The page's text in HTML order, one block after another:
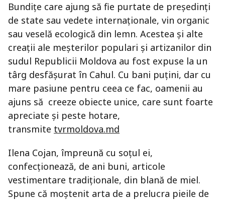
Bundiţe care ajung să fie purtate de preşedinţi
de state sau vedete internaţionale, vin organic
sau veselă ecologică din lemn. Acestea şi alte
creaţii ale meşterilor populari şi artizanilor din
sudul Republicii Moldova au fost expuse la un
târg desfăşurat în Cahul. Cu bani puţini, dar cu
mare pasiune pentru ceea ce fac, oamenii au
ajuns să creeze obiecte unice, care sunt foarte
apreciate şi peste hotare,
transmite tvrmoldova.md
Ilena Cojan, împreună cu soţul ei,
confecţionează, de ani buni, articole
vestimentare tradiţionale, din blană de miel.
Spune că moştenit arta de a prelucra pieile de